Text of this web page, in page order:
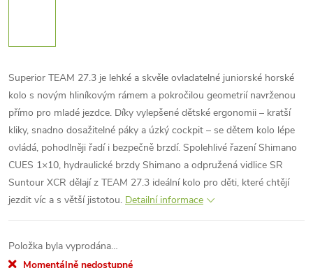
Superior TEAM 27.3 je lehké a skvěle ovladatelné juniorské horské
kolo s novým hliníkovým rámem a pokročilou geometrií navrženou
přímo pro mladé jezdce. Díky vylepšené dětské ergonomii – kratší
kliky, snadno dosažitelné páky a úzký cockpit – se dětem kolo lépe
ovládá, pohodlněji řadí i bezpečně brzdí. Spolehlivé řazení Shimano
CUES 1×10, hydraulické brzdy Shimano a odpružená vidlice SR
Suntour XCR dělají z TEAM 27.3 ideální kolo pro děti, které chtějí
jezdit víc a s větší jistotou. Detailní informace
Položka byla vyprodána…
Momentálně nedostupné